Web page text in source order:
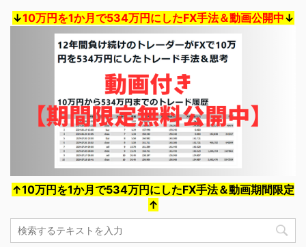
↓10万円を1か月で534万円にしたFX手法＆動画公開中↓
↑10万円を1か月で534万円にしたFX手法＆動画期間限定
↑